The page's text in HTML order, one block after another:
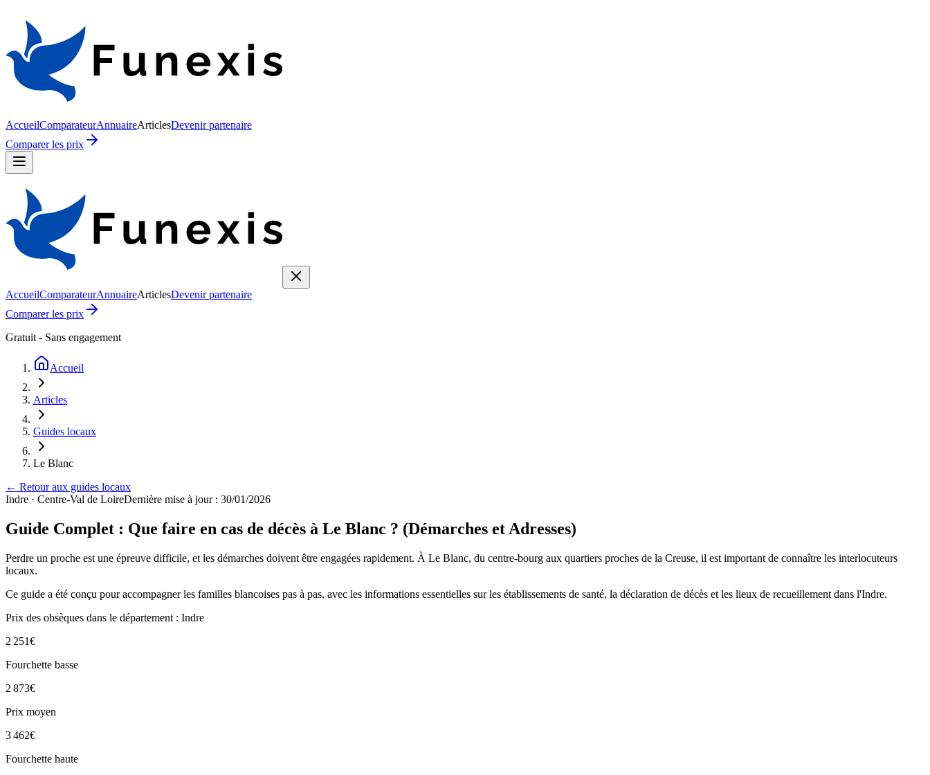
AccueilComparateurAnnuaireArticlesDevenir partenaire
Comparer les prix
AccueilComparateurAnnuaireArticlesDevenir partenaire
Comparer les prix
Gratuit - Sans engagement
Accueil
Articles
Guides locaux
Le Blanc
← Retour aux guides locaux
Indre · Centre-Val de LoireDernière mise à jour : 30/01/2026
Guide Complet : Que faire en cas de décès à Le Blanc ? (Démarches et Adresses)
Perdre un proche est une épreuve difficile, et les démarches doivent être engagées rapidement. À Le Blanc, du centre-bourg aux quartiers proches de la Creuse, il est important de connaître les interlocuteurs
locaux.
Ce guide a été conçu pour accompagner les familles blancoises pas à pas, avec les informations essentielles sur les établissements de santé, la déclaration de décès et les lieux de recueillement dans l'Indre.
Prix des obsèques dans le département : Indre
2 251€
Fourchette basse
2 873€
Prix moyen
3 462€
Fourchette haute